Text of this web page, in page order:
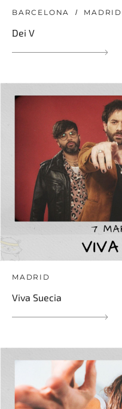
BARCELONA MADRID
Dei V
MADRID
Viva Suecia